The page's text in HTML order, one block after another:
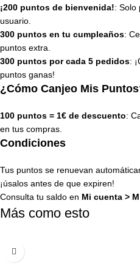
¡200 puntos de bienvenida!: Solo
usuario.
300 puntos en tu cumpleaños:
puntos extra.
300 puntos por cada 5 pedidos:
puntos ganas!
¿Cómo Canjeo Mis
100 puntos = 1€ de descuento:
en tus compras.
Condiciones
Tus puntos se renuevan
¡úsalos antes de que expiren!
Consulta tu saldo en Mi cuenta >
Más como esto